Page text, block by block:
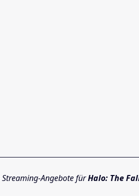
Angebote fürHalo: The